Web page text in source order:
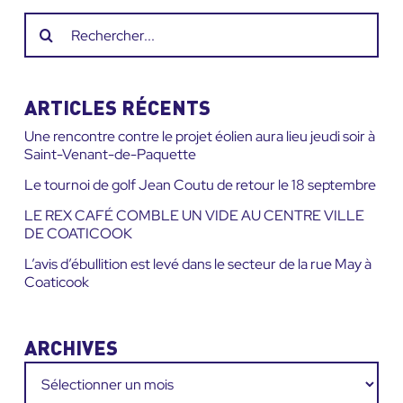
Recherche
sur
site
:
ARTICLES RÉCENTS
Une rencontre contre le projet éolien aura lieu jeudi soir à
Saint-Venant-de-Paquette
Le tournoi de golf Jean Coutu de retour le 18 septembre
LE REX CAFÉ COMBLE UN VIDE AU CENTRE VILLE
DE COATICOOK
L’avis d’ébullition est levé dans le secteur de la rue May à
Coaticook
ARCHIVES
Archives